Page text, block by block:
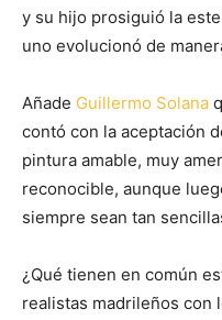
y su hijo prosiguió la
uno evolucionó de
Añade Guillermo Solana
contó con la aceptación
pintura amable, muy
reconocible, aunque
siempre sean tan
¿Qué tienen en común
realistas madrileños con